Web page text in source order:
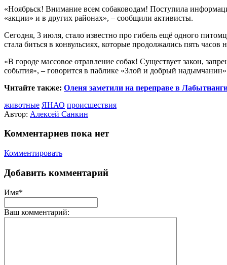
«Ноябрьск! Внимание всем собаководам! Поступила
«акции» и в других районах», – сообщили активисты.
Сегодня, 3 июля, стало известно про гибель ещё одного
стала биться в конвульсиях, которые продолжались пять часов
«В городе массовое отравление собак! Существует закон,
события», – говорится в паблике «Злой и добрый
Читайте также: Оленя заметили на переправе в
животные ЯНАО происшествия
Автор: Алексей Санкин
Комментариев пока нет
Комментировать
Добавить комментарий
Имя*
Ваш комментарий: